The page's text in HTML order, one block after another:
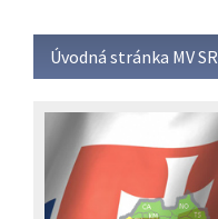
Úvodná stránka MV SR